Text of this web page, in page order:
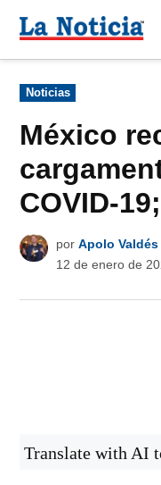
Para mantenerte
contenido
Publicado
en
Noticias
México
COVID-
por Apolo Valdés
12 de enero de
Translate with AI